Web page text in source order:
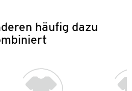
häufig dazu